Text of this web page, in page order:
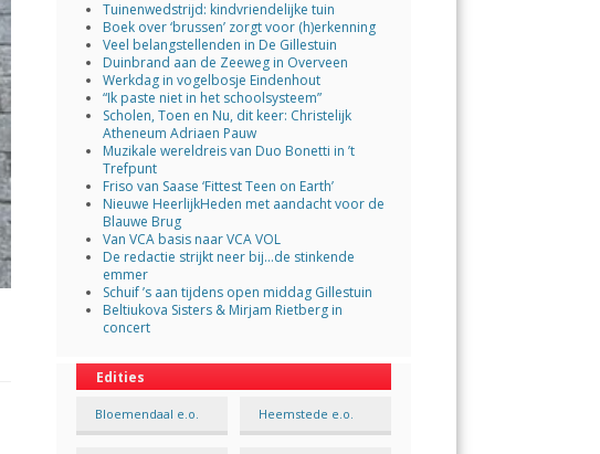
Tuinenwedstrijd: kindvriendelijke tuin
Boek over ‘brussen’ zorgt voor (h)erkenning
Veel belangstellenden in De Gillestuin
Duinbrand aan de Zeeweg in Overveen
Werkdag in vogelbosje Eindenhout
“Ik paste niet in het schoolsysteem”
Scholen, Toen en Nu, dit keer: Christelijk
Atheneum Adriaen Pauw
Muzikale wereldreis van Duo Bonetti in ’t
Trefpunt
Friso van Saase ‘Fittest Teen on Earth’
Nieuwe HeerlijkHeden met aandacht voor de
Blauwe Brug
Van VCA basis naar VCA VOL
De redactie strijkt neer bij…de stinkende
emmer
Schuif ’s aan tijdens open middag Gillestuin
Beltiukova Sisters & Mirjam Rietberg in
concert
Edities
Bloemendaal e.o. Heemstede e.o.